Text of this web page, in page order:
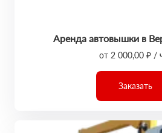
Аренда автовышки в
от 2 000,00 ₽ /
Заказать